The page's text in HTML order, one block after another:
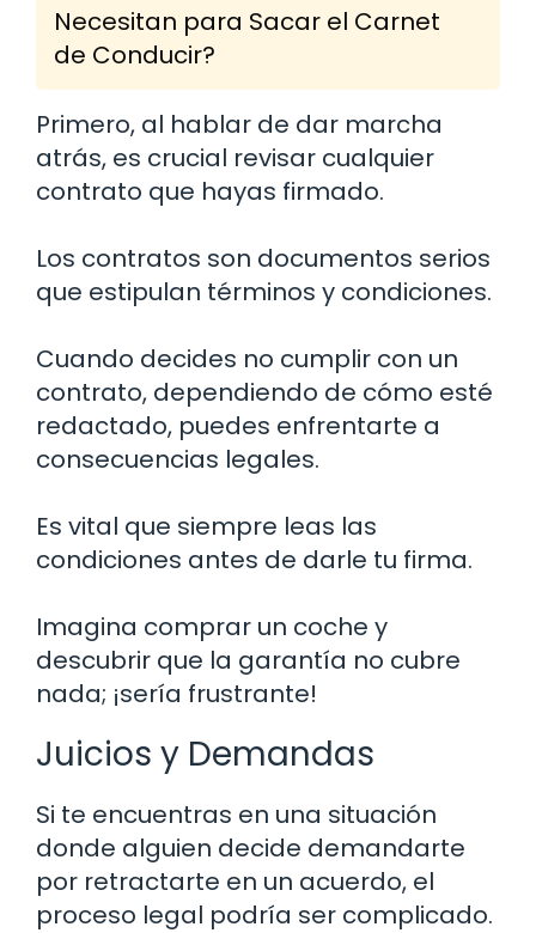
Necesitan para Sacar el Carnet
de Conducir?
Primero, al hablar de dar marcha
atrás, es crucial revisar cualquier
contrato que hayas firmado.
Los contratos son documentos serios
que estipulan términos y condiciones.
Cuando decides no cumplir con un
contrato, dependiendo de cómo esté
redactado, puedes enfrentarte a
consecuencias legales.
Es vital que siempre leas las
condiciones antes de darle tu firma.
Imagina comprar un coche y
descubrir que la garantía no cubre
nada; ¡sería frustrante!
Juicios y Demandas
Si te encuentras en una situación
donde alguien decide demandarte
por retractarte en un acuerdo, el
proceso legal podría ser complicado.